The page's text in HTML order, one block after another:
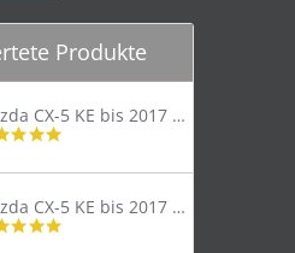
Produkte
Mazda CX-5 KE bis 2017 Trittschutzleiste Edelstahl original
4.8
rating
Mazda CX-5 KE bis 2017 Lastenträger Dachträger
4.9